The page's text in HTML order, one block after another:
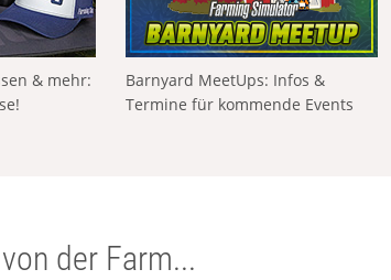
& mehr:
Barnyard MeetUps: Infos &
Termine für kommende Events
der Farm...